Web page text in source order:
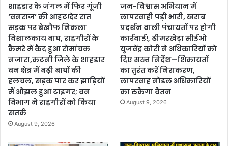
शाहडार के जंगल में फिर गूंजी
‘वनराज’ की आहट!देर रात
सड़क पर बेखौफ निकला
विशालकाय बाघ, राहगीरों के
कैमरे में कैद हुआ रोमांचक
नजारा,कटनी जिले के शाहडार
वन क्षेत्र में बढ़ी बाघों की
हलचल, सड़क पार कर झाड़ियों
में ओझल हुआ टाइगर; वन
विभाग ने राहगीरों को किया
सतर्क
August 9, 2026
जन-विश्वास अभियान में
लापरवाही पड़ी भारी, खराब
प्रदर्शन वाली पंचायतों पर होगी
कार्रवाई!, ढीमरखेड़ा सीईओ
युजवेंद्र कोरी ने अधिकारियों को
दिए सख्त निर्देश—शिकायतों
का तुरंत करें निराकरण,
लापरवाह नोडल अधिकारियों
का रुकेगा वेतन
August 9, 2026